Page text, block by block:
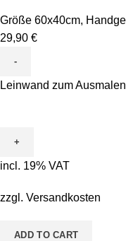
Größe 60x40cm,
29,90 €
Leinwand zum
incl. 19% VAT
zzgl. Versandkosten
ADD TO CART